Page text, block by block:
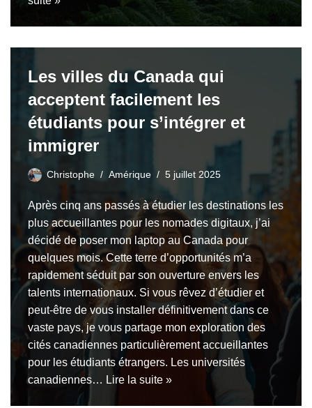
Les villes du Canada qui
acceptent facilement les
étudiants pour s’intégrer et
immigrer
Christophe Amérique 5 juillet 2025
Après cinq ans passés à étudier les destinations les
plus accueillantes pour les nomades digitaux, j’ai
décidé de poser mon laptop au Canada pour
quelques mois. Cette terre d’opportunités m’a
rapidement séduit par son ouverture envers les
talents internationaux. Si vous rêvez d’étudier et
peut-être de vous installer définitivement dans ce
vaste pays, je vous partage mon exploration des
cités canadiennes particulièrement accueillantes
pour les étudiants étrangers. Les universités
canadiennes… Lire la suite »